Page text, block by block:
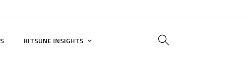
KITSUNE INSIGHTS